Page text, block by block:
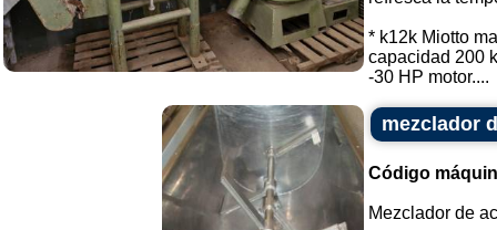
* k12k Miotto
capacidad 200
-30 HP motor....
mezclador
Código
Mezclador de